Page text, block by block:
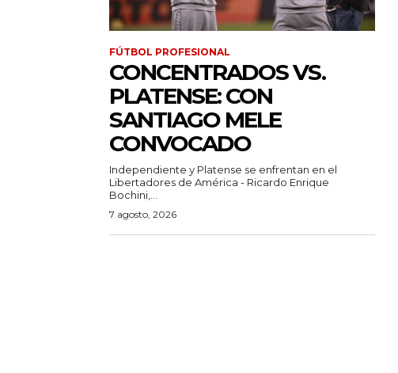
FÚTBOL PROFESIONAL
CONCENTRADOS VS.
PLATENSE: CON
SANTIAGO MELE
CONVOCADO
Independiente y Platense se enfrentan en el
Libertadores de América - Ricardo Enrique
Bochini,...
7 agosto, 2026